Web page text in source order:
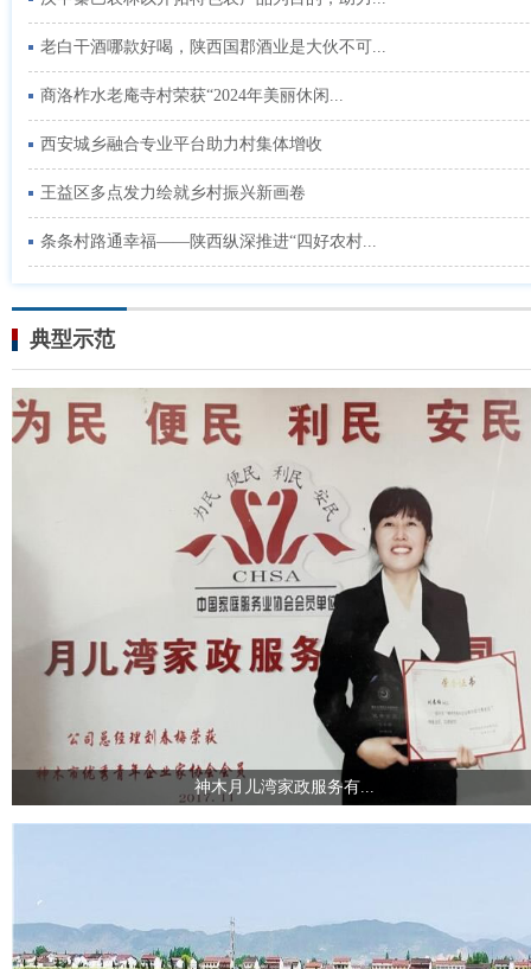
老白干酒哪款好喝，陕西国郡酒业是大伙不可...
商洛柞水老庵寺村荣获“2024年美丽休闲...
西安城乡融合专业平台助力村集体增收
王益区多点发力绘就乡村振兴新画卷
条条村路通幸福——陕西纵深推进“四好农村...
典型示范
神木月儿湾家政服务有...